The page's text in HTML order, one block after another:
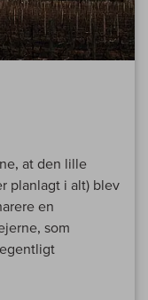
at den lille
planlagt i alt) blev
en
som